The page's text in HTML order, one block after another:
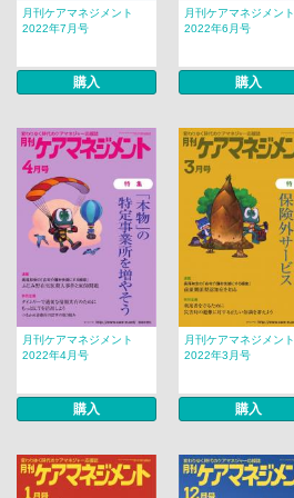
月刊ケアマネジメント
2022年7月号
購入
月刊ケアマネジメント
2022年6月号
購入
月刊ケアマネジメント
2022年4月号
購入
月刊ケアマネジメント
2022年3月号
購入